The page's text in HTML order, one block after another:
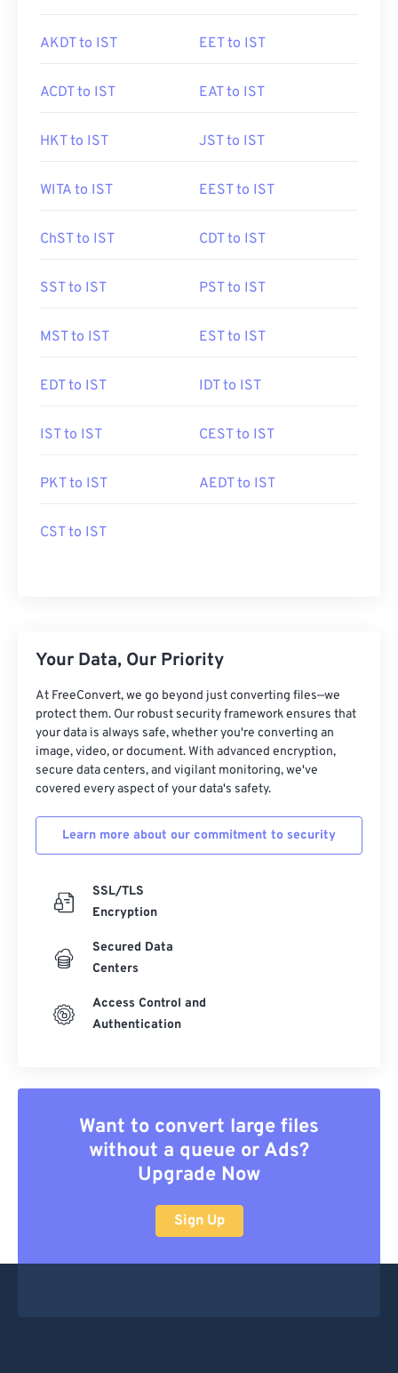
AKDT to IST EET to IST
ACDT to IST EAT to IST
HKT to IST JST to IST
WITA to IST EEST to IST
ChST to IST CDT to IST
SST to IST PST to IST
MST to IST EST to IST
EDT to IST IDT to IST
IST to IST CEST to IST
PKT to IST AEDT to IST
CST to IST
Your Data, Our Priority
At FreeConvert, we go beyond just converting files—we
protect them. Our robust security framework ensures that
your data is always safe, whether you're converting an
image, video, or document. With advanced encryption,
secure data centers, and vigilant monitoring, we've
covered every aspect of your data's safety.
Learn more about our commitment to security
SSL/TLS
Encryption
Secured Data
Centers
Access Control and
Authentication
Want to convert large files
without a queue or Ads?
Upgrade Now
Sign Up